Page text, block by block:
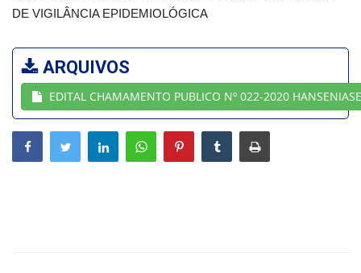
Vídeos
Webmail
Contato
DE VIGILÂNCIA EPIDEMIOLÓGICA
ARQUIVOS
EDITAL CHAMAMENTO PUBLICO Nº 022-2020